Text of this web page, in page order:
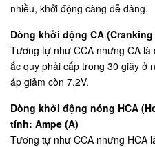
nhiều, khởi động càng dễ dàng.
Dòng khởi động CA
Tương tự như CCA nhưng CA
ắc quy phải cấp trong 30 giây ở
áp giảm còn 7,2V.
Dòng khởi động nóng HCA
tính: Ampe (A)
Tương tự như CCA nhưng HCA